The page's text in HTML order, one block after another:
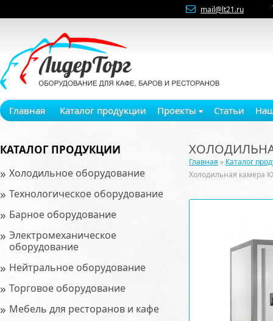
mail@lt21.ru
Главная Каталог продукции Проекты Статьи
КАТАЛОГ ПРОДУКЦИИ
» Холодильное оборудование
» Технологическое оборудование
» Барное оборудование
» Электромеханическое
оборудование
» Нейтральное оборудование
» Торговое оборудование
» Мебель для ресторанов и кафе
Главная » Каталог
Холодильная камера